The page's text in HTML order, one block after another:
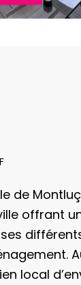
de
offrant
local